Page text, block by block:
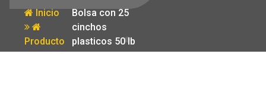
Inicio
Producto
Bolsa con 25
cinchos
plasticos 50 lb
350×4.5